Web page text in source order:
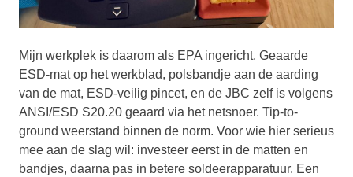
Mijn werkplek is daarom als EPA ingericht. Geaarde
ESD-mat op het werkblad, polsbandje aan de aarding
van de mat, ESD-veilig pincet, en de JBC zelf is volgens
ANSI/ESD S20.20 geaard via het netsnoer. Tip-to-
ground weerstand binnen de norm. Voor wie hier serieus
mee aan de slag wil: investeer eerst in de matten en
bandjes, daarna pas in betere soldeerapparatuur. Een